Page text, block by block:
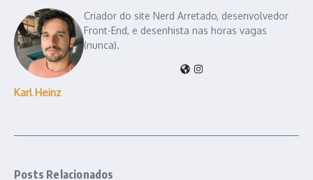
Karl Heinz
Criador do site Nerd Arretado, desenvolvedor
Front-End, e desenhista nas horas vagas
(nunca).
Posts Relacionados